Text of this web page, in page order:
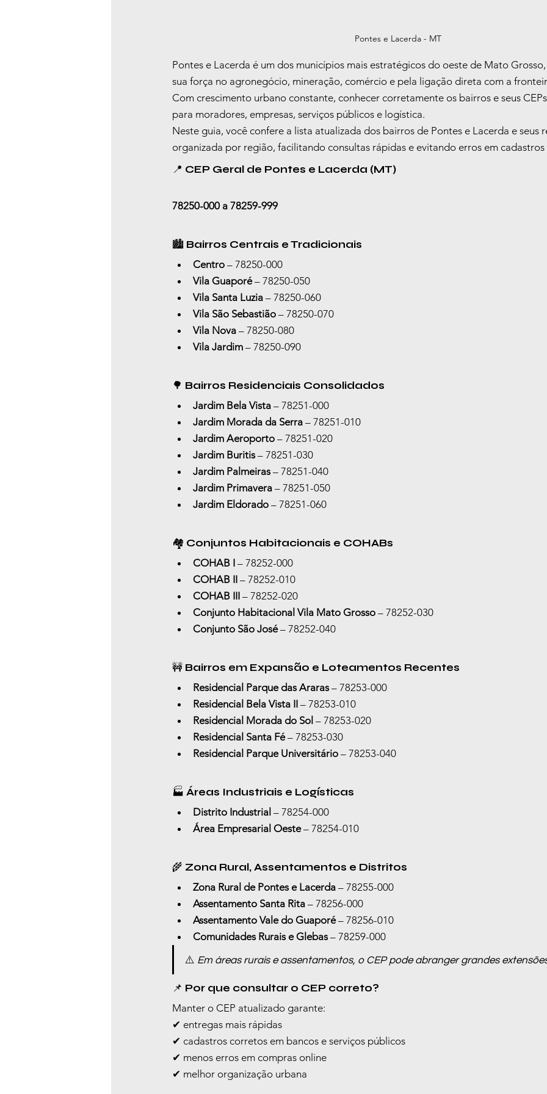
Pontes e Lacerda - MT
Pontes e Lacerda é um dos municípios mais estratégicos do oeste de Mato
sua força no agronegócio, mineração, comércio e pela ligação direta com a
Com crescimento urbano constante, conhecer corretamente os bairros e seus
para moradores, empresas, serviços públicos e logística.
Neste guia, você confere a lista atualizada dos bairros de Pontes e Lacerda e seus
organizada por região, facilitando consultas rápidas e evitando erros em cadastros
📍 CEP Geral de Pontes e Lacerda (MT)
78250-000 a 78259-999
🏙️ Bairros Centrais e Tradicionais
Centro – 78250-000
Vila Guaporé – 78250-050
Vila Santa Luzia – 78250-060
Vila São Sebastião – 78250-070
Vila Nova – 78250-080
Vila Jardim – 78250-090
🌳 Bairros Residenciais Consolidados
Jardim Bela Vista – 78251-000
Jardim Morada da Serra – 78251-010
Jardim Aeroporto – 78251-020
Jardim Buritis – 78251-030
Jardim Palmeiras – 78251-040
Jardim Primavera – 78251-050
Jardim Eldorado – 78251-060
🏘️ Conjuntos Habitacionais e COHABs
COHAB I – 78252-000
COHAB II – 78252-010
COHAB III – 78252-020
Conjunto Habitacional Vila Mato Grosso – 78252-030
Conjunto São José – 78252-040
🚧 Bairros em Expansão e Loteamentos Recentes
Residencial Parque das Araras – 78253-000
Residencial Bela Vista II – 78253-010
Residencial Morada do Sol – 78253-020
Residencial Santa Fé – 78253-030
Residencial Parque Universitário – 78253-040
🏭 Áreas Industriais e Logísticas
Distrito Industrial – 78254-000
Área Empresarial Oeste – 78254-010
🌾 Zona Rural, Assentamentos e Distritos
Zona Rural de Pontes e Lacerda – 78255-000
Assentamento Santa Rita – 78256-000
Assentamento Vale do Guaporé – 78256-010
Comunidades Rurais e Glebas – 78259-000
⚠️ Em áreas rurais e assentamentos, o CEP pode abranger grandes
📌 Por que consultar o CEP correto?
Manter o CEP atualizado garante:
✔ entregas mais rápidas
✔ cadastros corretos em bancos e serviços públicos
✔ menos erros em compras online
✔ melhor organização urbana